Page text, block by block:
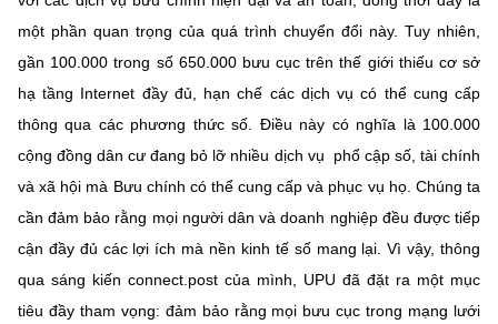
một phần quan trọng của quá trình chuyển đổi này. Tuy nhiên,
gần 100.000 trong số 650.000 bưu cục trên thế giới thiếu cơ sở
hạ tầng Internet đầy đủ, hạn chế các dịch vụ có thể cung cấp
thông qua các phương thức số. Điều này có nghĩa là 100.000
cộng đồng dân cư đang bỏ lỡ nhiều dịch vụ phổ cập số, tài chính
và xã hội mà Bưu chính có thể cung cấp và phục vụ họ. Chúng ta
cần đảm bảo rằng mọi người dân và doanh nghiệp đều được tiếp
cận đầy đủ các lợi ích mà nền kinh tế số mang lại. Vì vậy, thông
qua sáng kiến ​​connect.post của mình, UPU đã đặt ra một mục
tiêu đầy tham vọng: đảm bảo rằng mọi bưu cục trong mạng lưới